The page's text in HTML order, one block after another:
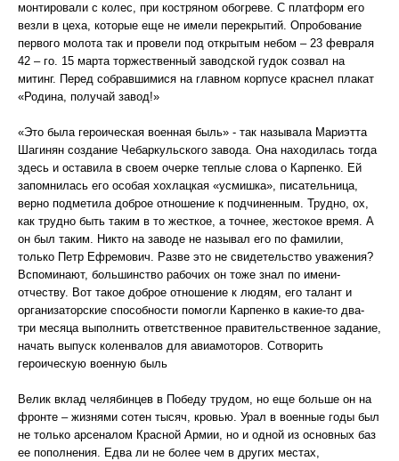
монтировали с колес, при костряном обогреве. С платформ его
везли в цеха, которые еще не имели перекрытий. Опробование
первого молота так и провели под открытым небом – 23 февраля
42 – го. 15 марта торжественный заводской гудок созвал на
митинг. Перед собравшимися на главном корпусе краснел плакат
«Родина, получай завод!»
«Это была героическая военная быль» - так называла Мариэтта
Шагинян создание Чебаркульского завода. Она находилась тогда
здесь и оставила в своем очерке теплые слова о Карпенко. Ей
запомнилась его особая хохлацкая «усмишка», писательница,
верно подметила доброе отношение к подчиненным. Трудно, ох,
как трудно быть таким в то жесткое, а точнее, жестокое время. А
он был таким. Никто на заводе не называл его по фамилии,
только Петр Ефремович. Разве это не свидетельство уважения?
Вспоминают, большинство рабочих он тоже знал по имени-
отчеству. Вот такое доброе отношение к людям, его талант и
организаторские способности помогли Карпенко в какие-то два-
три месяца выполнить ответственное правительственное задание,
начать выпуск коленвалов для авиамоторов. Сотворить
героическую военную быль
Велик вклад челябинцев в Победу трудом, но еще больше он на
фронте – жизнями сотен тысяч, кровью. Урал в военные годы был
не только арсеналом Красной Армии, но и одной из основных баз
ее пополнения. Едва ли не более чем в других местах,